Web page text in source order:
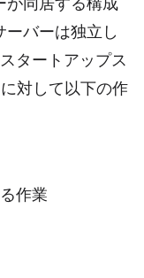
ーバーは独立し
タートアップス
対して以下の作
作業